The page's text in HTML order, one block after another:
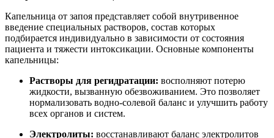
Капельница от запоя представляет собой внутривенное
введение специальных растворов, состав которых
подбирается индивидуально в зависимости от состояния
пациента и тяжести интоксикации. Основные компоненты
капельницы:
Растворы для регидратации: восполняют потерю
жидкости, вызванную обезвоживанием. Это позволяет
нормализовать водно-солевой баланс и улучшить работу
всех органов и систем.
Электролиты: восстанавливают баланс электролитов